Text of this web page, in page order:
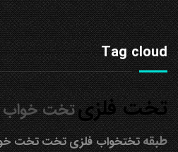
Tag cloud
تخت فلزیتخت خواب
طبقه تختخواب فلزیتختتخت